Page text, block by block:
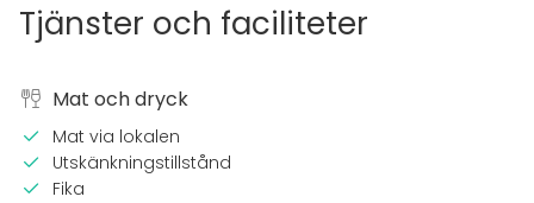
Tjänster och faciliteter
Mat och dryck
Mat via lokalen
Utskänkningstillstånd
Fika